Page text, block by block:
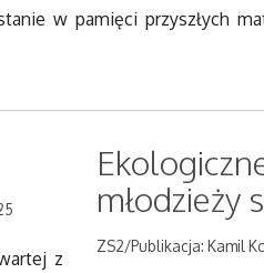
w pamięci przyszłych
z
młodzieży
ZS2/Publikacja: Kamil